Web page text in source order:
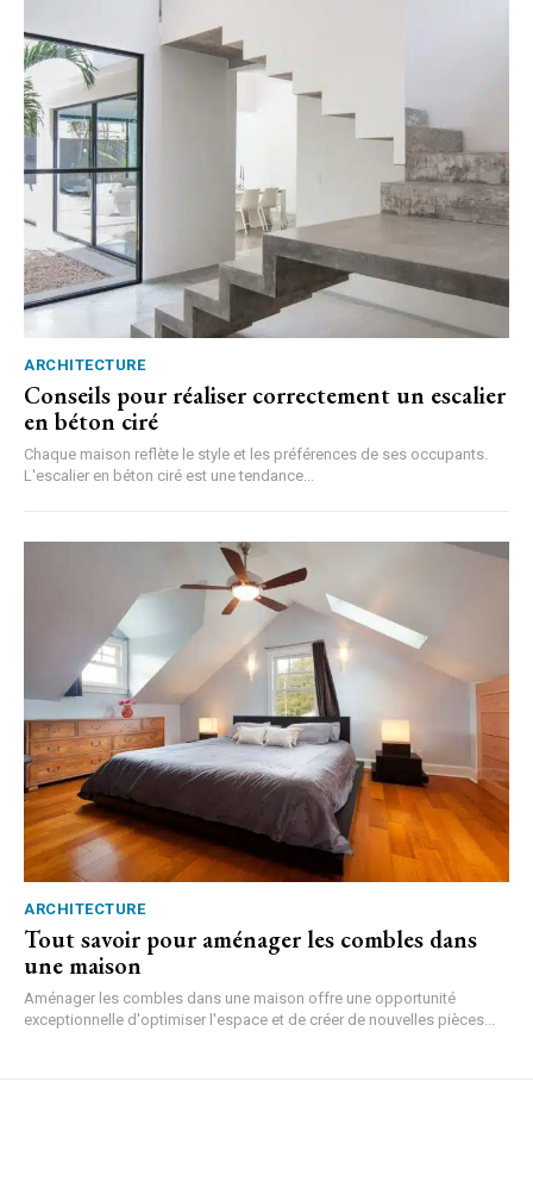
ARCHITECTURE
Conseils pour réaliser correctement un escalier
en béton ciré
Chaque maison reflète le style et les préférences de ses occupants.
L'escalier en béton ciré est une tendance...
ARCHITECTURE
Tout savoir pour aménager les combles dans
une maison
Aménager les combles dans une maison offre une opportunité
exceptionnelle d'optimiser l'espace et de créer de nouvelles pièces...